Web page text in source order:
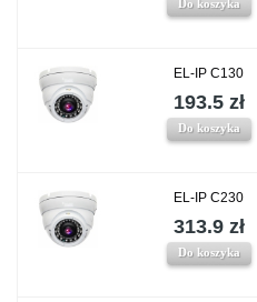
Do koszyka
EL-IP C130
193.5 zł
Do koszyka
EL-IP C230
313.9 zł
Do koszyka